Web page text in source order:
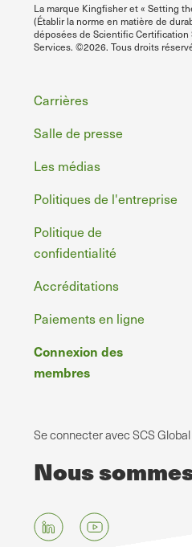
La marque Kingfisher et « Setting
(Établir la norme en matière de
déposées de Scientific Certification
Services. ©2026. Tous droits
Pied
de
page
Carrières
Salle de presse
Les médias
Politiques de l'entreprise
Politique de
confidentialité
Accréditations
Paiements en ligne
Connexion des
membres
Se connecter avec SCS
Nous